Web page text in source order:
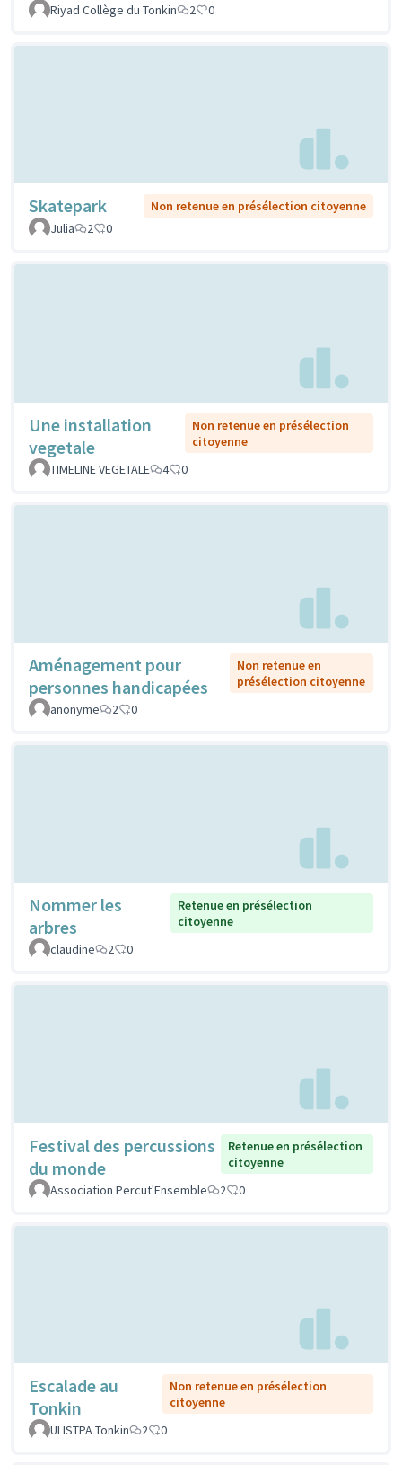
Riyad Collège du Tonkin
2 0
Skatepark
Non retenue en présélection citoyenne
Julia
2 0
Une installation
vegetale
Non retenue en présélection
citoyenne
TIMELINE VEGETALE
4 0
Aménagement pour
personnes handicapées
Non retenue en
présélection citoyenne
anonyme
2 0
Nommer les
arbres
Retenue en présélection
citoyenne
claudine
2 0
Festival des percussions
du monde
Retenue en présélection
citoyenne
Association Percut'Ensemble
2 0
Escalade au
Tonkin
Non retenue en présélection
citoyenne
ULISTPA Tonkin
2 0